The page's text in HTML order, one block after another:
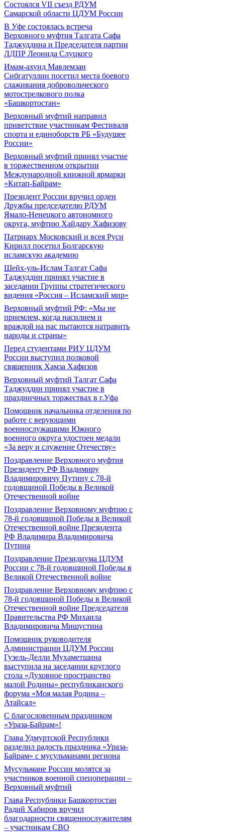
Состоялся VII съезд РДУМ
Самарской области ЦДУМ России
В Уфе состоялась встреча
Верховного муфтия Талгата Сафа
Таджуддина и Председателя партии
ЛДПР Леонида Слуцкого
Имам-ахунд Мавлемзан
Сибгатуллин посетил места боевого
слаживания добровольческого
мотострелкового полка
«Башкортостан»
Верховный муфтий направил
приветствие участникам Фестиваля
спорта и единоборств РБ «Будущее
России»
Верховный муфтий принял участие
в торжественном открытии
Международной книжной ярмарки
«Китап-Байрам»
Президент России вручил орден
Дружбы председателю РДУМ
Ямало-Ненецкого автономного
округа, муфтию Хайдару Хафизову
Патриарх Московский и всея Руси
Кирилл посетил Болгарскую
исламскую академию
Шейх-уль-Ислам Талгат Сафа
Таджуддин принял участие в
заседании Группы стратегического
видения «Россия – Исламский мир»
Верховный муфтий РФ: «Мы не
приемлем, когда насилием и
враждой на нас пытаются натравить
народы и страны»
Перед студентами РИУ ЦДУМ
России выступил полковой
священник Хамза Хафизов
Верховный муфтий Талгат Сафа
Таджуддин принял участие в
праздничных торжествах в г.Уфа
Помощник начальника отделения по
работе с верующими
военнослужащими Южного
военного округа удостоен медали
«За веру и служение Отечеству»
Поздравление Верховного муфтия
Президенту РФ Владимиру
Владимировичу Путину с 78-й
годовщиной Победы в Великой
Отечественной войне
Поздравление Верховному муфтию с
78-й годовщиной Победы в Великой
Отечественной войне Президента
РФ Владимира Владимировича
Путина
Поздравление Президиума ЦДУМ
России с 78-й годовщиной Победы в
Великой Отечественной войне
Поздравление Верховному муфтию с
78-й годовщиной Победы в Великой
Отечественной войне Председателя
Правительства РФ Михаила
Владимировича Мишустина
Помощник руководителя
Администрации ЦДУМ России
Гузель-Делли Мухаметшина
выступила на заседании круглого
стола «Духовное пространство
малой Родины» республиканского
форума «Моя малая Родина –
Атайсал»
С благословенным праздником
«Ураза-Байрам»!
Глава Удмуртской Республики
разделил радость праздника «Ураза-
Байрам» с мусульманами региона
Мусульмане России молятся за
участников военной спецоперации –
Верховный муфтий
Глава Республики Башкортостан
Радий Хабиров вручил
благодарности священнослужителям
– участникам СВО